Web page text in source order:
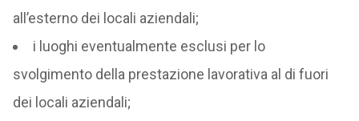
all’esterno dei locali aziendali;
i luoghi eventualmente esclusi per lo
svolgimento della prestazione lavorativa al di fuori
dei locali aziendali;